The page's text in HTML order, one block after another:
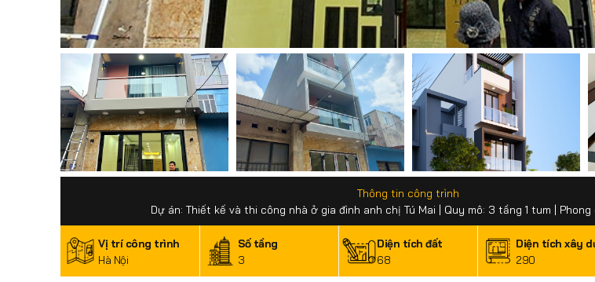
Thông tin công trình
Dự án: Thiết kế và thi công nhà ở gia đình anh chị Tú Mai | Quy mô: 3 tầng 1 tum | Phong
Vị trí công trình
Hà Nội
Số tầng
3
Diện tích đất
68
Diện tích xây
290